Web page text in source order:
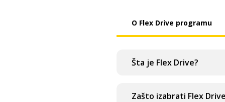
O Flex Drive programu
Šta je Flex Drive?
Zašto izabrati Flex